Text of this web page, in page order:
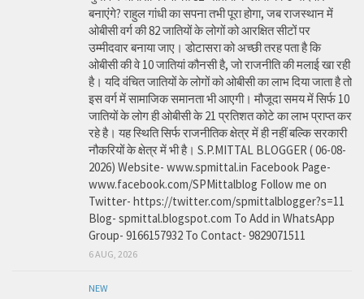
बनाएंगे? राहुल गांधी का सपना तभी पूरा होगा, जब राजस्थान में
ओबीसी वर्ग की 82 जातियों के लोगों को आरक्षित सीटों पर
उम्मीदवार बनाया जाए। डोटासरा को अच्छी तरह पता है कि
ओबीसी की वे 10 जातियां कौनसी है, जो राजनीति की मलाई खा रही
है। यदि वंचित जातियों के लोगों को ओबीसी का लाभ दिया जाता है तो
इस वर्ग में सामाजिक समानता भी आएगी। मौजूदा समय में सिर्फ 10
जातियों के लोग ही ओबीसी के 21 प्रतिशत कोटे का लाभ प्राप्त कर
रहे है। यह स्थिति सिर्फ राजनीतिक क्षेत्र में ही नहीं बल्कि सरकारी
नौकरियों के क्षेत्र में भी है। S.P.MITTAL BLOGGER ( 06-08-
2026) Website- www.spmittal.in Facebook Page-
www.facebook.com/SPMittalblog Follow me on
Twitter- https://twitter.com/spmittalblogger?s=11
Blog- spmittal.blogspot.com To Add in WhatsApp
Group- 9166157932 To Contact- 9829071511
6 AUG, 2026
NEW